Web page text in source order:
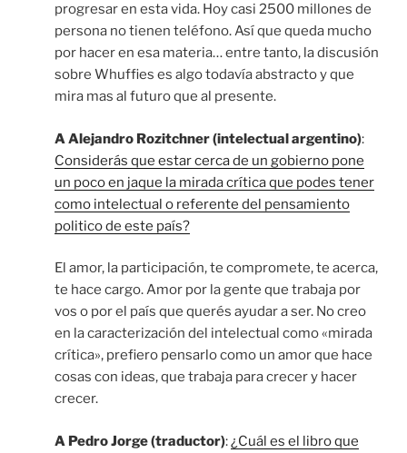
progresar en esta vida. Hoy casi 2500 millones de
persona no tienen teléfono. Así que queda mucho
por hacer en esa materia… entre tanto, la discusión
sobre Whuffies es algo todavía abstracto y que
mira mas al futuro que al presente.
A Alejandro Rozitchner (intelectual argentino):
Considerás que estar cerca de un gobierno pone
un poco en jaque la mirada crítica que podes tener
como intelectual o referente del pensamiento
politico de este país?
El amor, la participación, te compromete, te acerca,
te hace cargo. Amor por la gente que trabaja por
vos o por el país que querés ayudar a ser. No creo
en la caracterización del intelectual como «mirada
crítica», prefiero pensarlo como un amor que hace
cosas con ideas, que trabaja para crecer y hacer
crecer.
A Pedro Jorge (traductor):¿Cuál es el libro que